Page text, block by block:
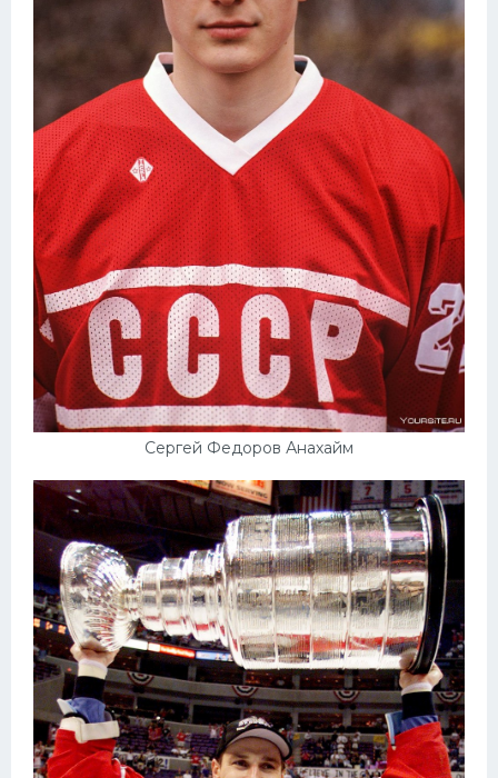
Сергей Федоров Анахайм